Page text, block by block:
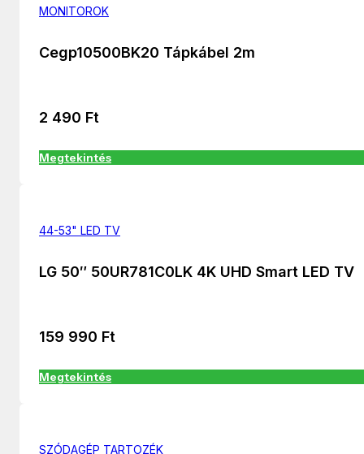
MONITOROK
Cegp10500BK20 Tápkábel 2m
2 490 Ft
Megtekintés
44-53" LED TV
LG 50″ 50UR781C0LK 4K UHD Smart LED TV
159 990 Ft
Megtekintés
SZÓDAGÉP TARTOZÉK